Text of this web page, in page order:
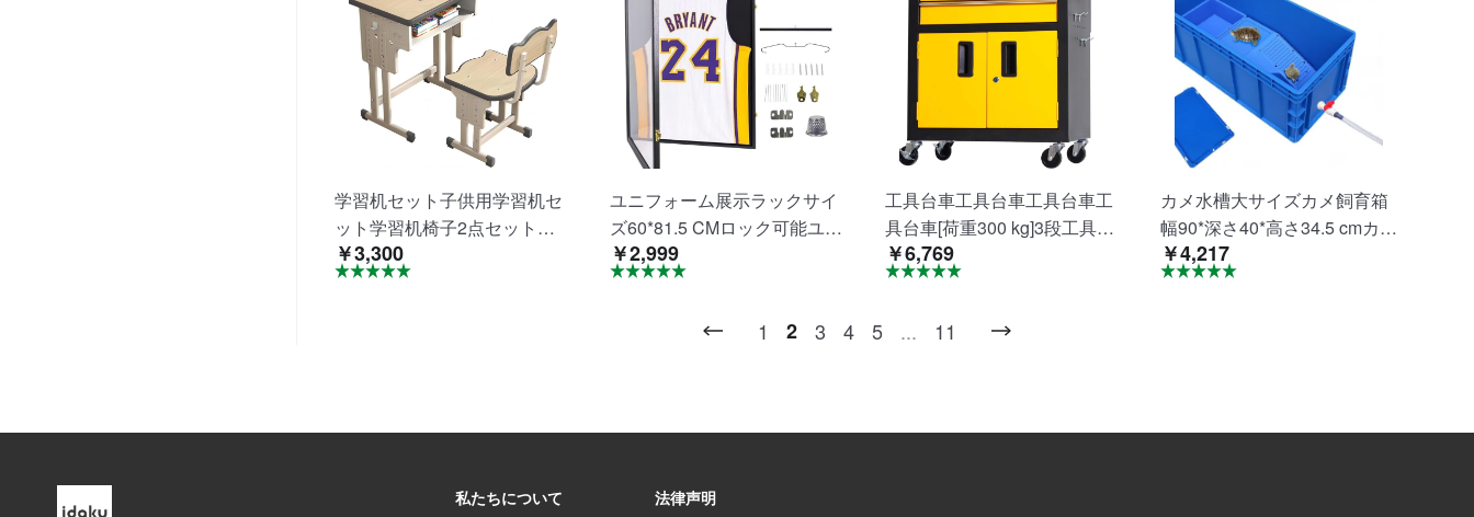
学習机セット子供用学習机セ
ット学習机椅子2点セット大
容量収納引き出し付き高さ調
節安定頑丈多機能コンパクト
￥3,300
ユニフォーム展示ラックサイ
ズ60*81.5 CMロック可能ユニ
フォームフレームアクリルパ
ネル紫外線防止ハンガー付き
能サッカーボールホッケーサ
￥2,999
工具台車工具台車工具台車工
具台車[荷重300 kg]3段工具台
車引出ベルトキャスター360°
可動式戸棚ベルトロック工具
車庫整備工場用組立不要
￥6,769
カメ水槽大サイズカメ飼育箱
幅90*深さ40*高さ34.5 cmカメ
ケージ爬虫類箱二生飼育箱蓋
付き脱走防止排水機能交換簡
￥4,217
1 2 3 4 5 ... 11
私たちについて 法律声明